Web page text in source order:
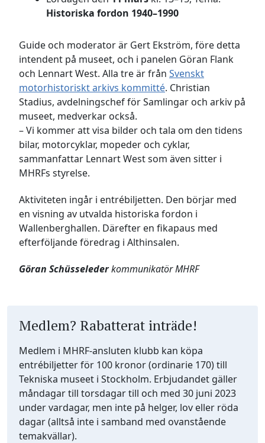
Historiska fordon 1940–1990
Guide och moderator är Gert Ekström, före detta
intendent på museet, och i panelen Göran Flank
och Lennart West. Alla tre är från Svenskt
motorhistoriskt arkivs kommitté. Christian
Stadius, avdelningschef för Samlingar och arkiv på
museet, medverkar också.
– Vi kommer att visa bilder och tala om den tidens
bilar, motorcyklar, mopeder och cyklar,
sammanfattar Lennart West som även sitter i
MHRFs styrelse.
Aktiviteten ingår i entrébiljetten. Den börjar med
en visning av utvalda historiska fordon i
Wallenberghallen. Därefter en fikapaus med
efterföljande föredrag i Althinsalen.
Göran Schüsselederkommunikatör MHRF
Medlem? Rabatterat inträde!
Medlem i MHRF-ansluten klubb kan köpa
entrébiljetter för 100 kronor (ordinarie 170) till
Tekniska museet i Stockholm. Erbjudandet gäller
måndagar till torsdagar till och med 30 juni 2023
under vardagar, men inte på helger, lov eller röda
dagar (alltså inte i samband med ovanstående
temakvällar).